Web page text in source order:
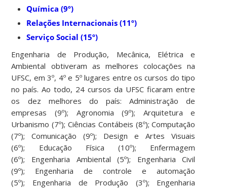
Química (9º)
Relações Internacionais (11º)
Serviço Social (15º)
Engenharia de Produção, Mecânica, Elétrica e
Ambiental obtiveram as melhores colocações na
UFSC, em 3º, 4º e 5º lugares entre os cursos do tipo
no país. Ao todo, 24 cursos da UFSC ficaram entre
os dez melhores do país: Administração de
empresas (9º); Agronomia (9º); Arquitetura e
Urbanismo (7º); Ciências Contábeis (8º); Computação
(7º); Comunicação (9º); Design e Artes Visuais
(6º); Educação Física (10º); Enfermagem
(6º); Engenharia Ambiental (5º); Engenharia Civil
(9º); Engenharia de controle e automação
(5º); Engenharia de Produção (3º); Engenharia